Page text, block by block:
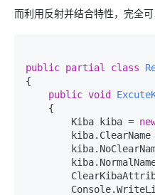
而利用反射并结合特性，完全
public partial class
{
public void
        Kiba kiba =